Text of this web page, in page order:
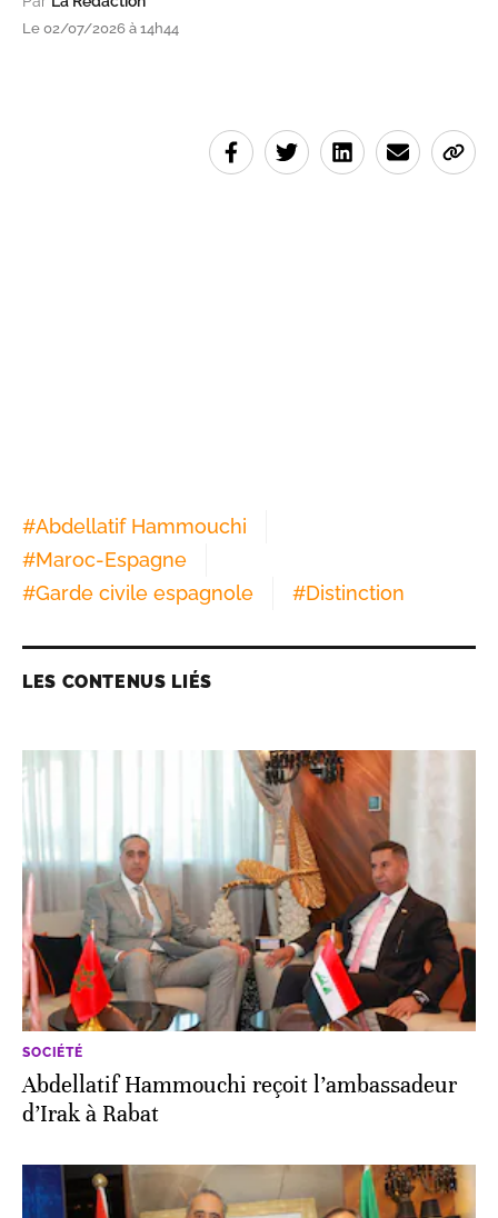
Le 02/07/2026 à 14h44
#Abdellatif Hammouchi
#Maroc-Espagne
#Garde civile espagnole #Distinction
LES CONTENUS LIÉS
SOCIÉTÉ
Abdellatif Hammouchi reçoit l’ambassadeur
d’Irak à Rabat